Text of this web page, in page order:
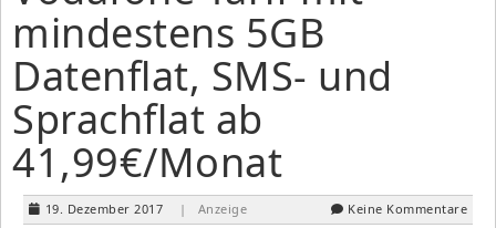
mindestens 5GB
Datenflat, SMS- und
Sprachflat ab
41,99€/Monat
19. Dezember 2017 | Anzeige Keine Kommentare